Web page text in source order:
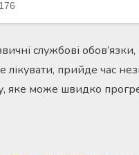
службові
прийде час
яке може швидко